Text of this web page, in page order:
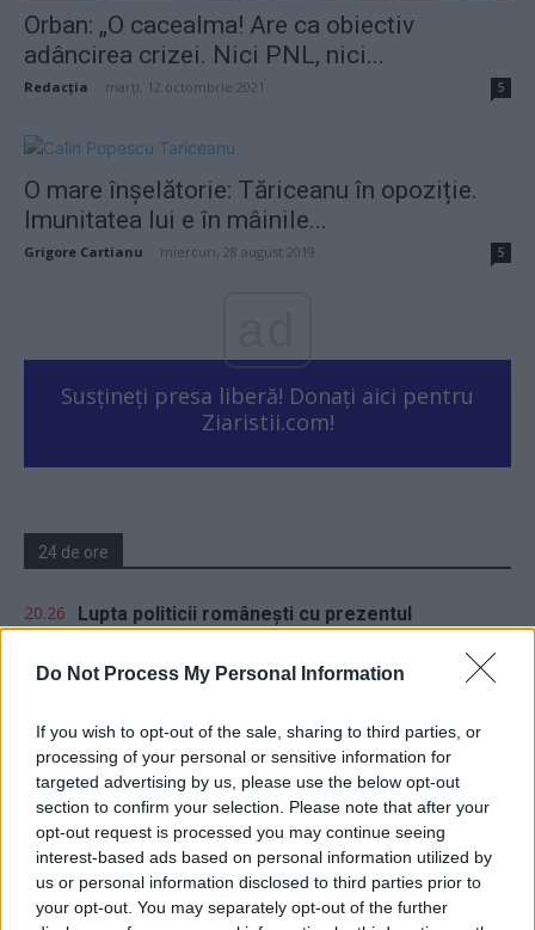
Do Not Process My Personal Information
If you wish to opt-out of the sale, sharing to third parties, or
processing of your personal or sensitive information for
targeted advertising by us, please use the below opt-out
section to confirm your selection. Please note that after your
opt-out request is processed you may continue seeing
interest-based ads based on personal information utilized by
us or personal information disclosed to third parties prior to
your opt-out. You may separately opt-out of the further
Orban: „O cacealma! Are ca obiectiv
adâncirea crizei. Nici PNL, nici...
Redacţia marți, 12 octombrie 2021 5
O mare înșelătorie: Tăriceanu în opoziție.
Imunitatea lui e în mâinile...
Grigore Cartianu miercuri, 28 august 2019 5
Susțineți presa liberă! Donați aici pentru
Ziaristii.com!
24 de ore
20.26 Lupta politicii românești cu prezentul
18.47 Cărbune și picioare-n gard
fluviul Dunărea se trece cu piciorul!
17.32 Vă veți blestema zilele, pesedeilor!